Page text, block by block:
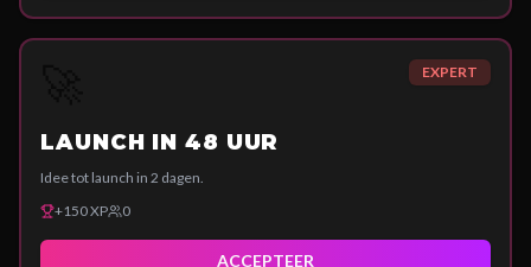
EXPERT
LAUNCH IN 48 UUR
Idee tot launch in 2 dagen.
+150XP 0
ACCEPTEER